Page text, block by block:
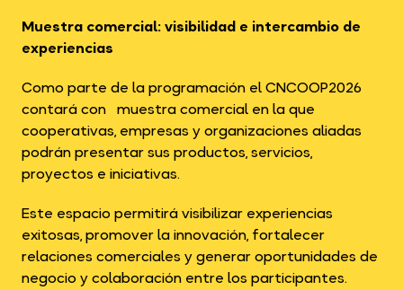
Muestra comercial: visibilidad e intercambio de
experiencias
Como parte de la programación el CNCOOP2026
contará con muestra comercial en la que
cooperativas, empresas y organizaciones aliadas
podrán presentar sus productos, servicios,
proyectos e iniciativas.
Este espacio permitirá visibilizar experiencias
exitosas, promover la innovación, fortalecer
relaciones comerciales y generar oportunidades de
negocio y colaboración entre los participantes.